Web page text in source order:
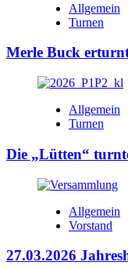
Allgemein
Turnen
Merle Buck
Allgemein
Turnen
Die „Lütten“
Allgemein
Vorstand
27.03.2026